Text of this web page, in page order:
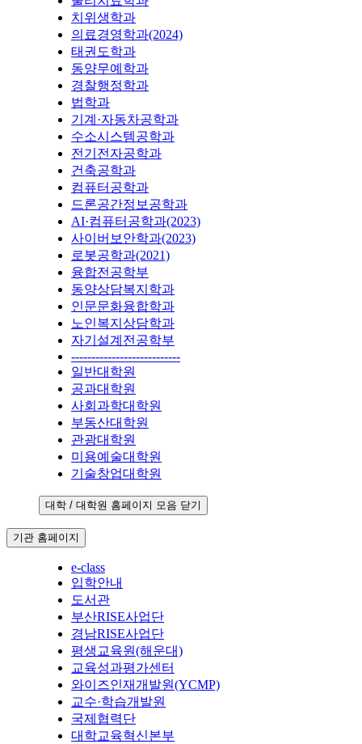
치위생학과
의료경영학과(2024)
태권도학과
동양무예학과
경찰행정학과
법학과
기계·자동차공학과
수소시스템공학과
전기전자공학과
건축공학과
컴퓨터공학과
드론공간정보공학과
AI·컴퓨터공학과(2023)
사이버보안학과(2023)
로봇공학과(2021)
융합전공학부
동양상담복지학과
인문문화융합학과
노인복지상담학과
자기설계전공학부
---------------------------
일반대학원
공과대학원
사회과학대학원
부동산대학원
관광대학원
미용예술대학원
기술창업대학원
대학 / 대학원 홈페이지 모음 닫기
기관 홈페이지
e-class
입학안내
도서관
부산RISE사업단
경남RISE사업단
평생교육원(해운대)
교육성과평가센터
와이즈인재개발원(YCMP)
교수·학습개발원
국제협력단
대학교육혁신본부